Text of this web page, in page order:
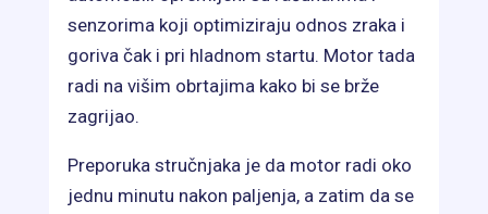
senzorima koji optimiziraju odnos zraka i
goriva čak i pri hladnom startu. Motor tada
radi na višim obrtajima kako bi se brže
zagrijao.
Preporuka stručnjaka je da motor radi oko
jednu minutu nakon paljenja, a zatim da se